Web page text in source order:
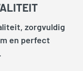
zorgvuldig
en perfect